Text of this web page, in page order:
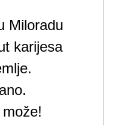
Miloradu
karijesa